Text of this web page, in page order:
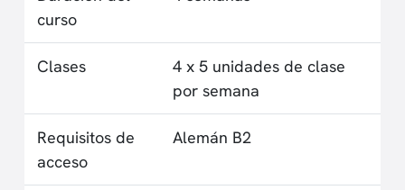
curso
Clases
4 x 5 unidades de clase
por semana
Requisitos de
acceso
Alemán B2